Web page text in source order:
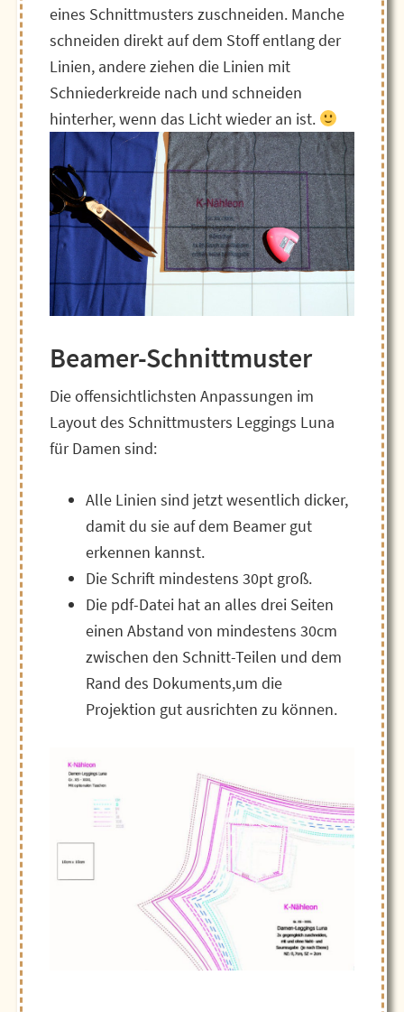
eines Schnittmusters zuschneiden. Manche
schneiden direkt auf dem Stoff entlang der
Linien, andere ziehen die Linien mit
Schniederkreide nach und schneiden
hinterher, wenn das Licht wieder an ist.
Beamer-Schnittmuster
Die offensichtlichsten Anpassungen im
Layout des Schnittmusters Leggings Luna
für Damen sind:
Alle Linien sind jetzt wesentlich dicker,
damit du sie auf dem Beamer gut
erkennen kannst.
Die Schrift mindestens 30pt groß.
Die pdf-Datei hat an alles drei Seiten
einen Abstand von mindestens 30cm
zwischen den Schnitt-Teilen und dem
Rand des Dokuments,um die
Projektion gut ausrichten zu können.